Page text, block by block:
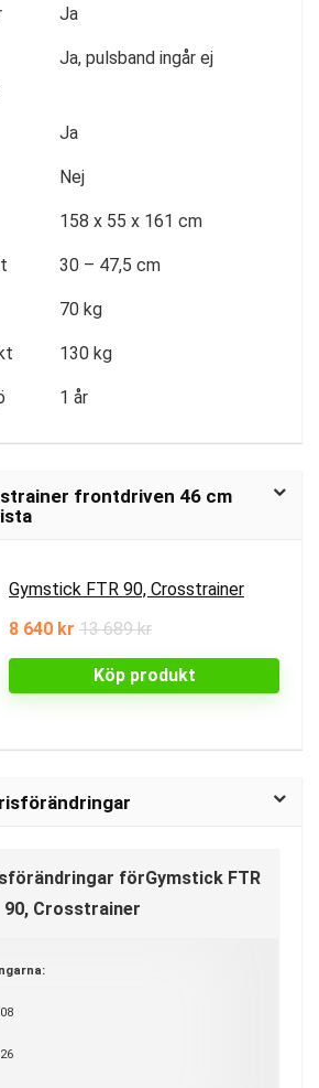
Ja
Ja, pulsband ingår ej
Ja
Nej
158 x 55 x 161 cm
30 – 47,5 cm
70 kg
130 kg
1 år
frontdriven 46 cm
Gymstick FTR 90, Crosstrainer
8 640 kr 13 689 kr
Köp produkt
förGymstick FTR
90, Crosstrainer